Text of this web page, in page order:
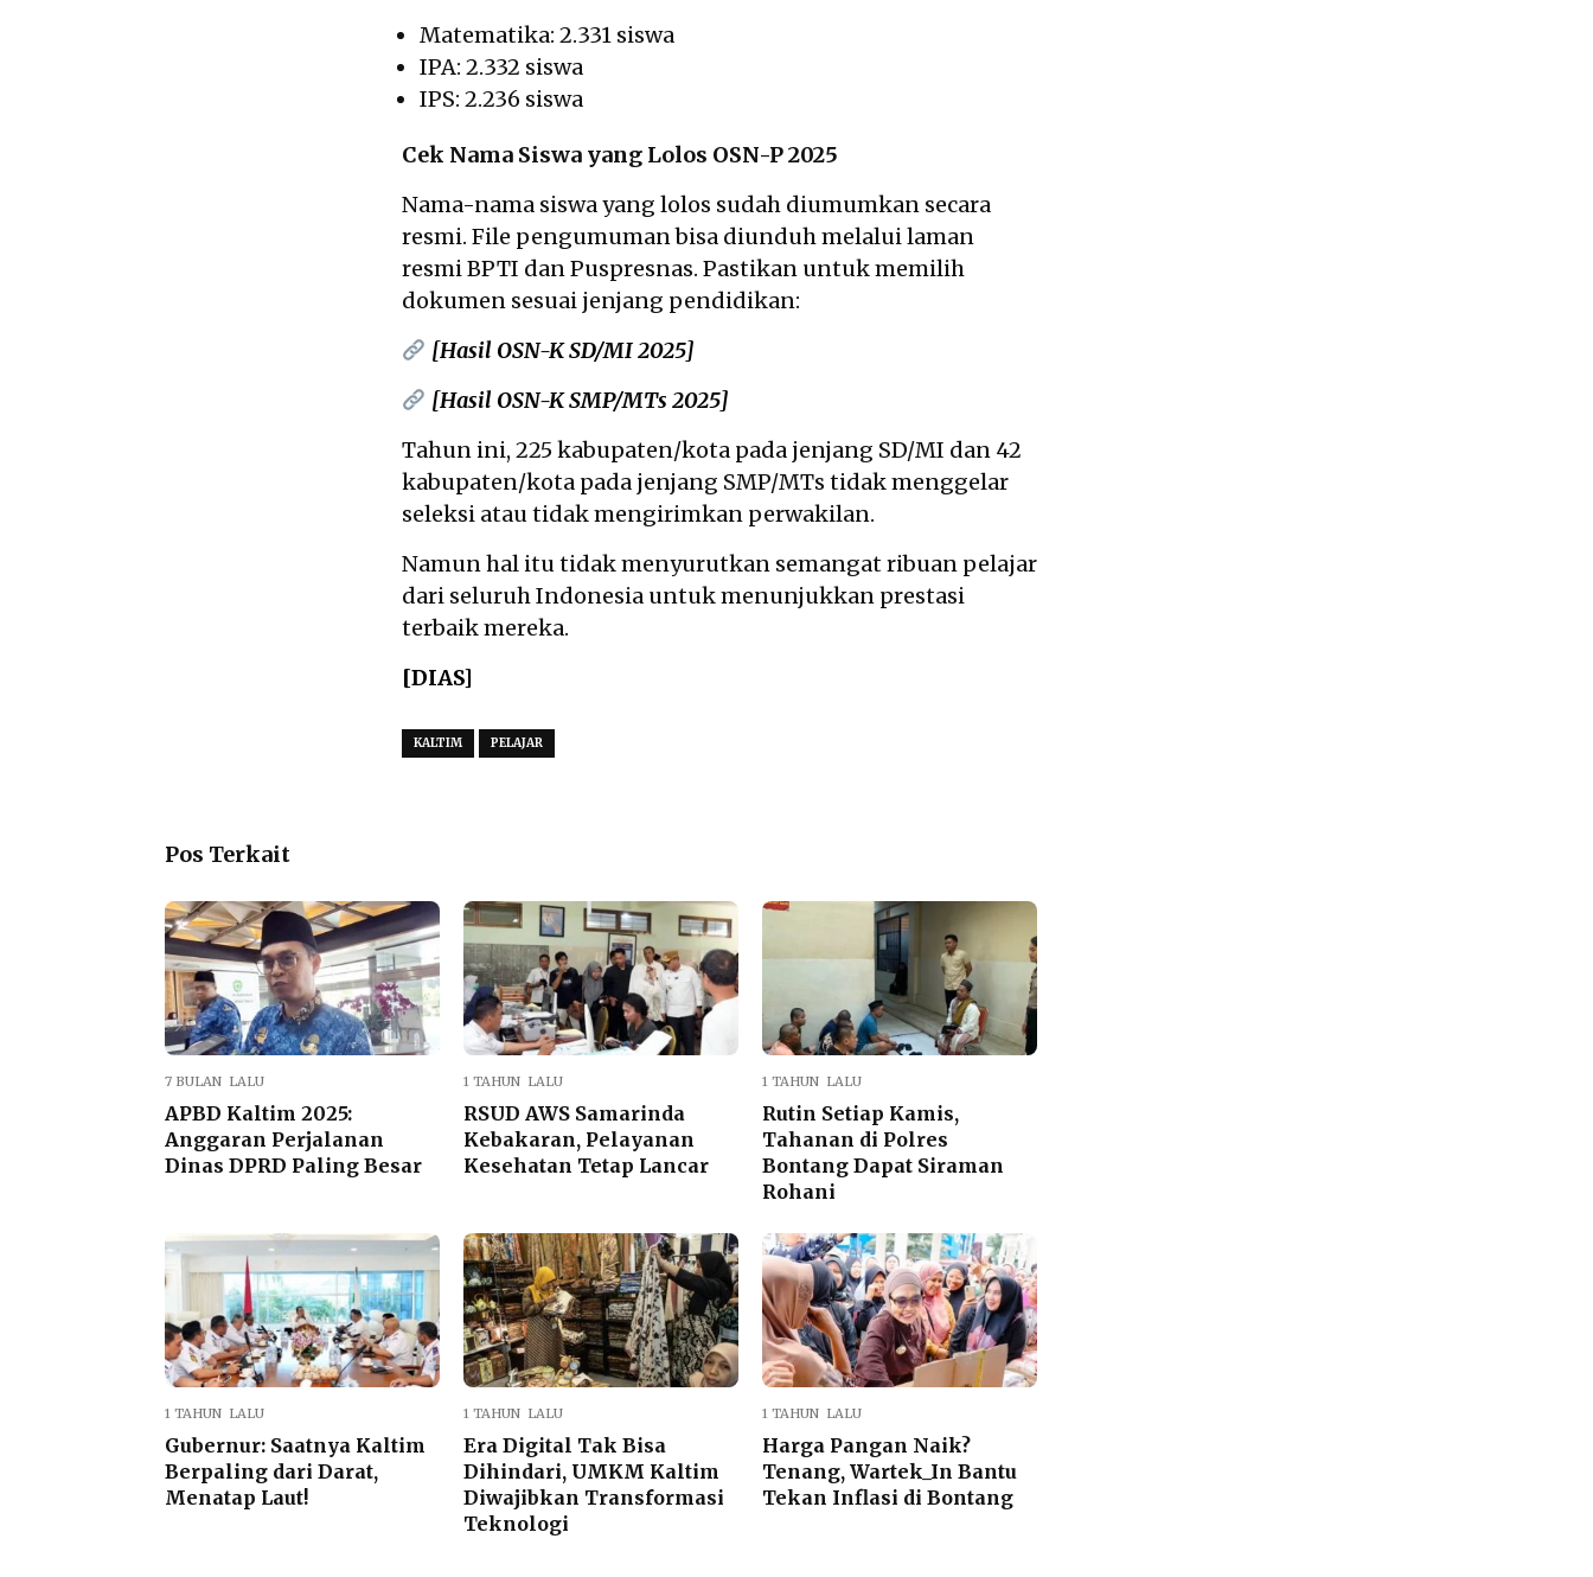
Matematika: 2.331 siswa
IPA: 2.332 siswa
IPS: 2.236 siswa
Cek Nama Siswa yang Lolos OSN-P 2025
Nama-nama siswa yang lolos sudah diumumkan secara
resmi. File pengumuman bisa diunduh melalui laman
resmi BPTI dan Puspresnas. Pastikan untuk memilih
dokumen sesuai jenjang pendidikan:
[Hasil OSN-K SD/MI 2025]
[Hasil OSN-K SMP/MTs 2025]
Tahun ini, 225 kabupaten/kota pada jenjang SD/MI dan 42
kabupaten/kota pada jenjang SMP/MTs tidak menggelar
seleksi atau tidak mengirimkan perwakilan.
Namun hal itu tidak menyurutkan semangat ribuan pelajar
dari seluruh Indonesia untuk menunjukkan prestasi
terbaik mereka.
[DIAS]
KALTIM PELAJAR
Pos Terkait
7 BULAN LALU
APBD Kaltim 2025:
Anggaran Perjalanan
Dinas DPRD Paling Besar
1 TAHUN LALU
RSUD AWS Samarinda
Kebakaran, Pelayanan
Kesehatan Tetap Lancar
1 TAHUN LALU
Rutin Setiap Kamis,
Tahanan di Polres
Bontang Dapat Siraman
Rohani
1 TAHUN LALU
Gubernur: Saatnya Kaltim
Berpaling dari Darat,
Menatap Laut!
1 TAHUN LALU
Era Digital Tak Bisa
Dihindari, UMKM Kaltim
Diwajibkan Transformasi
Teknologi
1 TAHUN LALU
Harga Pangan Naik?
Tenang, Wartek_In Bantu
Tekan Inflasi di Bontang